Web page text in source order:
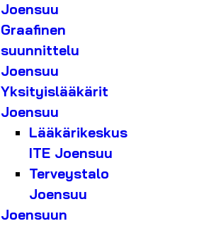
Joensuu
Graafinen
suunnittelu
Joensuu
Yksityislääkärit
Joensuu
Lääkärikeskus
ITE Joensuu
Terveystalo
Joensuu
Joensuun